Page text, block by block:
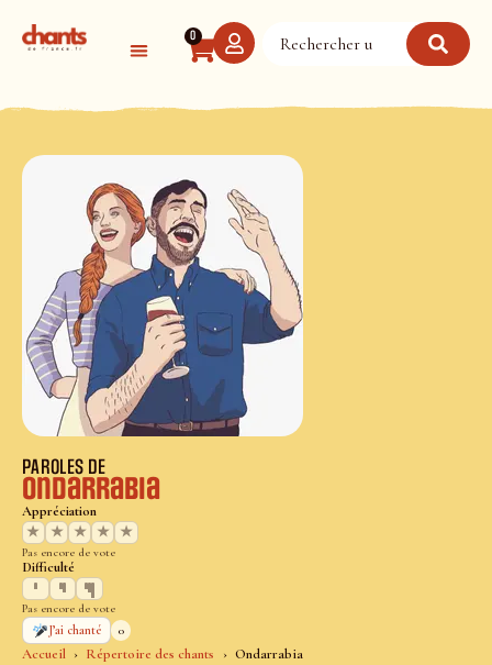
0
Accueil Répertoire des chants Ondarrabia
PAROLES DE
Ondarrabia
Appréciation
★
★ ★ ★ ★
Pas encore de vote
Difficulté
Pas encore de vote
J’ai chanté
0